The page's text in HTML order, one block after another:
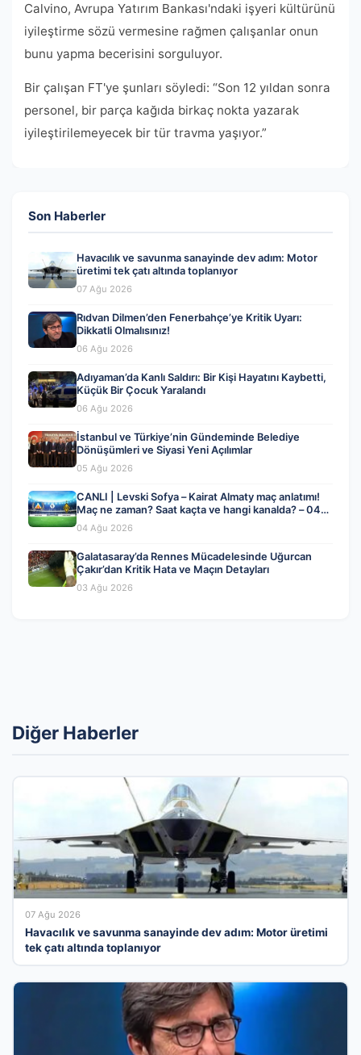
Calvino, Avrupa Yatırım Bankası'ndaki işyeri kültürünü
iyileştirme sözü vermesine rağmen çalışanlar onun
bunu yapma becerisini sorguluyor.
Bir çalışan FT'ye şunları söyledi: “Son 12 yıldan sonra
personel, bir parça kağıda birkaç nokta yazarak
iyileştirilemeyecek bir tür travma yaşıyor.”
Son Haberler
Havacılık ve savunma sanayinde dev adım: Motor
üretimi tek çatı altında toplanıyor
07 Ağu 2026
Rıdvan Dilmen’den Fenerbahçe’ye Kritik Uyarı:
Dikkatli Olmalısınız!
06 Ağu 2026
Adıyaman’da Kanlı Saldırı: Bir Kişi Hayatını Kaybetti,
Küçük Bir Çocuk Yaralandı
06 Ağu 2026
İstanbul ve Türkiye’nin Gündeminde Belediye
Dönüşümleri ve Siyasi Yeni Açılımlar
05 Ağu 2026
CANLI | Levski Sofya – Kairat Almaty maç anlatımı!
Maç ne zaman? Saat kaçta ve hangi kanalda? – 04
Ağustos 2026
04 Ağu 2026
Galatasaray’da Rennes Mücadelesinde Uğurcan
Çakır’dan Kritik Hata ve Maçın Detayları
03 Ağu 2026
Diğer Haberler
07 Ağu 2026
Havacılık ve savunma sanayinde dev adım: Motor üretimi
tek çatı altında toplanıyor